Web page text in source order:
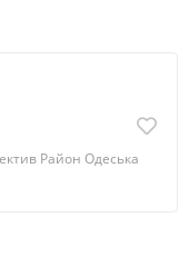
Район Одеська